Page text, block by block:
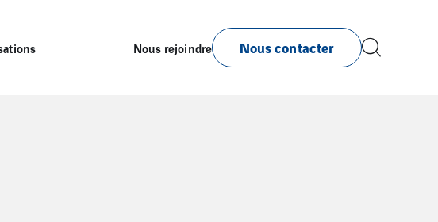
Nous rejoindre Nous contacter